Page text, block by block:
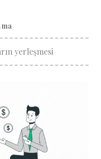
yerleşmesi